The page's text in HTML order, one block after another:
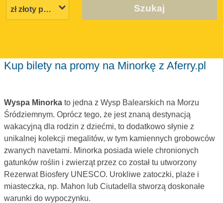
Szukaj
Kup bilety na promy na Minorkę z Aferry.pl
Wyspa Minorka to jedna z Wysp Balearskich na Morzu
Śródziemnym. Oprócz tego, że jest znaną destynacją
wakacyjną dla rodzin z dziećmi, to dodatkowo słynie z
unikalnej kolekcji megalitów, w tym kamiennych grobowców
zwanych navetami. Minorka posiada wiele chronionych
gatunków roślin i zwierząt przez co został tu utworzony
Rezerwat Biosfery UNESCO. Urokliwe zatoczki, plaże i
miasteczka, np. Mahon lub Ciutadella stworzą doskonałe
warunki do wypoczynku.